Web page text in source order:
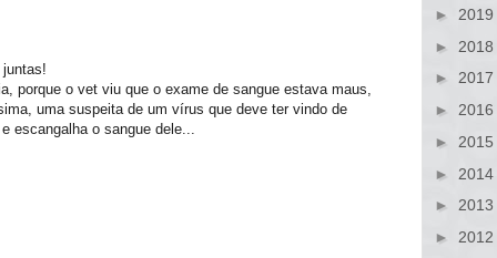
porque o vet viu que o exame de sangue estava maus,
uma suspeita de um vírus que deve ter vindo de
escangalha o sangue dele...
► 2019
► 2018
► 2017
► 2016
► 2015
► 2014
► 2013
► 2012